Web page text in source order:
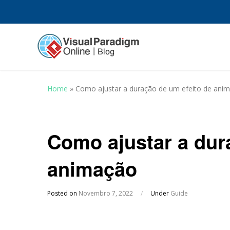
Home » Como ajustar a duração de um efeito de
Como ajustar a
animação
Posted on Novembro 7, 2022 / Under Guide